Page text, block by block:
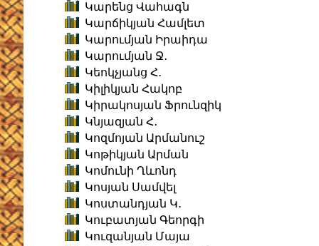
Կարենց Վահագն
Կարճիկյան Համլետ
Կարումյան Իրաիդա
Կարումյան Ջ․
Կեոկչյանց Հ․
Կիլիկյան Հակոբ
Կիրակոսյան Ֆրունզիկ
Կնյազյան Հ․
Կոզմոյան Արմանուշ
Կոթիկյան Արման
Կոմունի Ղևոնդ
Կոսյան Սամվել
Կոստանդյան Կ․
Կուբատյան Գեորգի
Կուզանյան Մայա